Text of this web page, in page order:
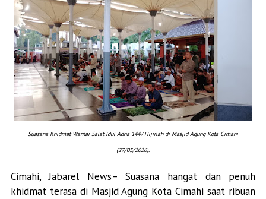
Suasana Khidmat Warnai Salat Idul Adha 1447 Hijiriah di Masjid Agung Kota Cimahi
(27/05/2026).
Cimahi, Jabarel News– Suasana hangat dan penuh
khidmat terasa di Masjid Agung Kota Cimahi saat ribuan